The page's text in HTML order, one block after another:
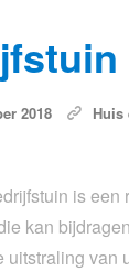
2018
Huis
is een
kan
uitstraling van